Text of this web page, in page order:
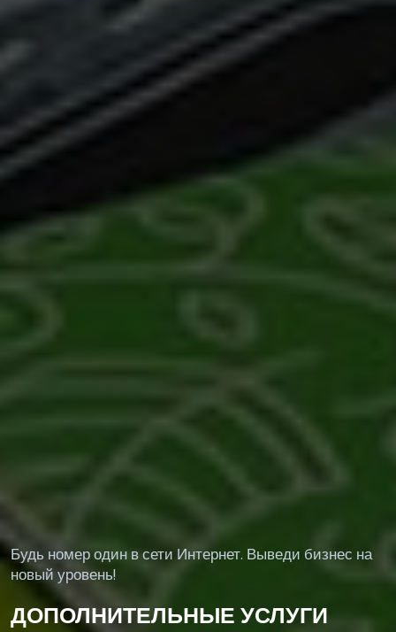
Будь номер один в сети Интернет. Выведи бизнес на
новый уровень!
ДОПОЛНИТЕЛЬНЫЕ УСЛУГИ